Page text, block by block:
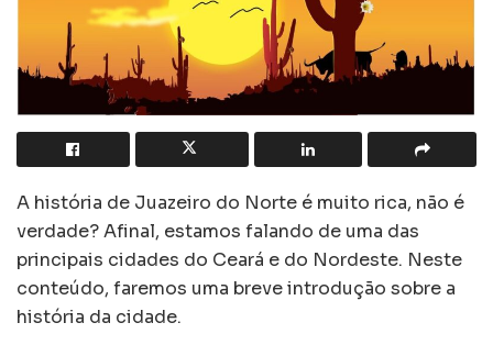
A história de Juazeiro do Norte é muito rica, não é
verdade? Afinal, estamos falando de uma das
principais cidades do Ceará e do Nordeste. Neste
conteúdo, faremos uma breve introdução sobre a
história da cidade.